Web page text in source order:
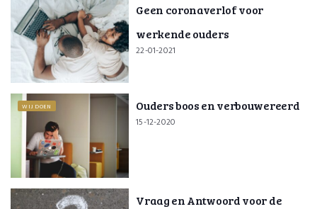
Geen coronaverlof voor
werkende ouders
22-01-2021
WIJ DOEN Ouders boos en verbouwereerd
15-12-2020
Vraag en Antwoord voor de